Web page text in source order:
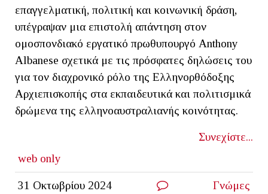
επαγγελματική, πολιτική και κοινωνική δράση,
υπέγραψαν μια επιστολή απάντηση στον
ομοσπονδιακό εργατικό πρωθυπουργό Anthony
Albanese σχετικά με τις πρόσφατες δηλώσεις του
για τον διαχρονικό ρόλο της Ελληνορθόδοξης
Αρχιεπισκοπής στα εκπαιδευτικά και πολιτισμικά
δρώμενα της ελληνοαυστραλιανής κοινότητας.
Συνεχίστε...
web only
31 Οκτωβρίου 2024 Γνώμες